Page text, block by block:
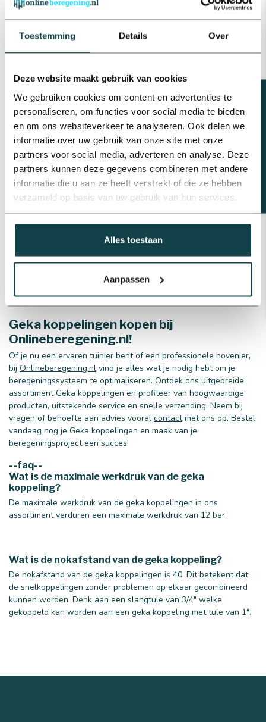
Toestemming Details Over
Deze website maakt gebruik van cookies
We gebruiken cookies om content en advertenties te
personaliseren, om functies voor social media te bieden
en om ons websiteverkeer te analyseren. Ook delen we
informatie over uw gebruik van onze site met onze
partners voor social media, adverteren en analyse. Deze
partners kunnen deze gegevens combineren met andere
informatie die u aan ze heeft verstrekt of die ze hebben
verzameld op basis van uw gebruik van hun services.
Alles toestaan
Aanpassen
garanderen.
De voordelen van Onlineberegening.nl
het winkelen bij ons tot een aangename ervaring maken:
Uitgebreid assortiment:
assortiment aan Geka koppelingen van verschillende
formaten, zodat je altijd de juiste koppelingen kunt vinden
die perfect passen bij jouw beregeningssysteem. Ook voor
slangenensproeierskun je bij ons terecht.
Kwaliteit en betrouwbaarheid:We streven naar
hoogwaardige producten van gerenommeerde merken,
zoals Geka, om ervoor te zorgen dat je kunt vertrouwen op
de duurzaamheid en prestaties van onze producten.
Scherpe prijzen:Bij ons geniet je van concurrerende
dat je de beste waarde krijgt voor je geld.
Snelle levering:We begrijpen dat je niet wilt wachten op
je bestelling. Daarom zorgen we voor een snelle levering,
zodat je jouw Geka koppelingen snel in huis hebt.
Geka koppelingen kopen bij
Onlineberegening.nl!
Of je nu een ervaren tuinier bent of een professionele hovenier,
bij Onlineberegening.nl vind je alles wat je nodig hebt om je
beregeningssysteem te optimaliseren. Ontdek ons uitgebreide
assortiment Geka koppelingen en profiteer van hoogwaardige
producten, uitstekende service en snelle verzending. Neem bij
vragen of behoefte aan advies vooral contactmet ons op. Bestel
vandaag nog je Geka koppelingen en maak van je
beregeningsproject een succes!
--faq--
Wat is de maximale werkdruk van de geka
koppeling?
De maximale werkdruk van de geka koppelingen in ons
assortiment verduren een maximale werkdruk van 12 bar.
Wat is de nokafstand van de geka koppeling?
De nokafstand van de geka koppelingen is 40. Dit betekent dat
de snelkoppelingen zonder problemen op elkaar gecombineerd
kunnen worden. Denk aan een slangtule van 3/4" welke
gekoppeld kan worden aan een geka koppeling met tule van 1".
Beregeningsplan?